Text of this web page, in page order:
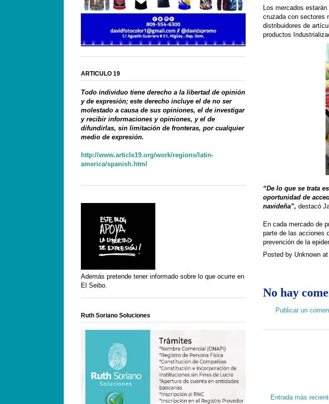
Los mercados
cruzada con sectores
distribuidores de
productos
“De lo que se trata
oportunidad de
navideña”, destacó
En cada mercado de
parte de las acciones
prevención de la
Posted by Unknown at
No hay
Publicar un
Entrada más
ARTICULO 19
Todo individuo tiene derecho a la libertad de opinión
y de expresión; este derecho incluye el de no ser
molestado a causa de sus opiniones, el de investigar
y recibir informaciones y opiniones, y el de
difundirlas, sin limitación de fronteras, por cualquier
medio de expresión.
http://www.article19.org/work/regions/latin-
america/spanish.html
Además pretende tener informado sobre lo que ocurre en
El Seibo.
Ruth Soriano Soluciones